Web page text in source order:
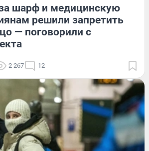
шарф и медицинскую
решили запретить
— поговорили с
2 267 12